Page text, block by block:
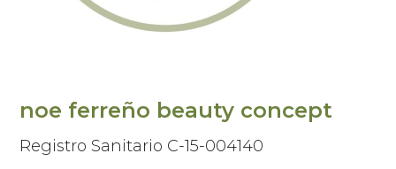
noe ferreño beauty concept
Registro Sanitario C-15-004140